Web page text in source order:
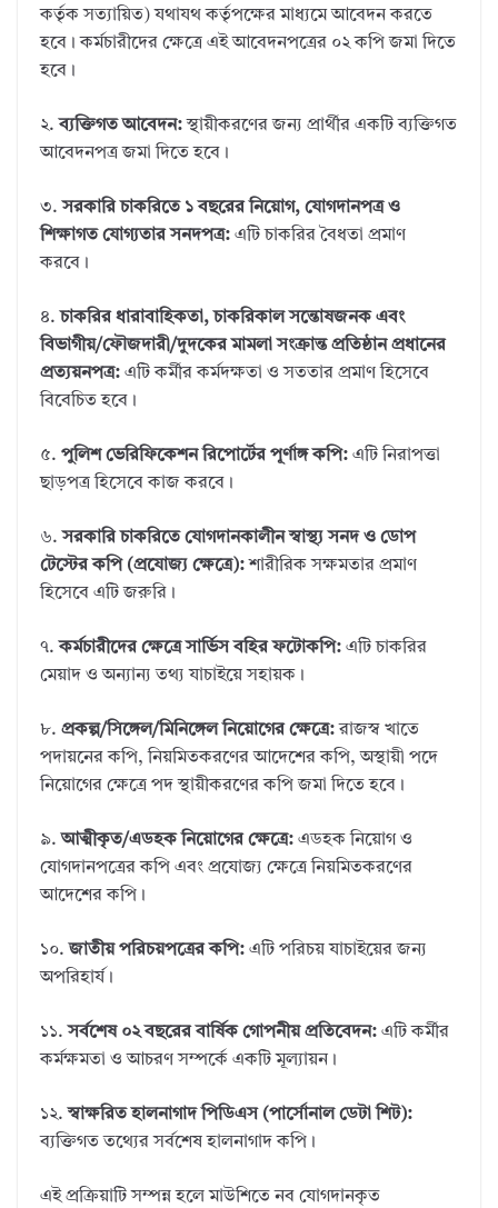
কর্তৃক সত্যায়িত) যথাযথ কর্তৃপক্ষের মাধ্যমে আবেদন করতে
হবে। কর্মচারীদের ক্ষেত্রে এই আবেদনপত্রের ০২ কপি জমা দিতে
হবে।
২.ব্যক্তিগত আবেদন:স্থায়ীকরণের জন্য প্রার্থীর একটি ব্যক্তিগত
আবেদনপত্র জমা দিতে হবে।
৩.সরকারি চাকরিতে ১ বছরের নিয়োগ, যোগদানপত্র ও
শিক্ষাগত যোগ্যতার সনদপত্র: এটি চাকরির বৈধতা প্রমাণ
করবে।
৪.চাকরির ধারাবাহিকতা, চাকরিকাল সন্তোষজনক এবং
বিভাগীয়/ফৌজদারী/দুদকের মামলা সংক্রান্ত প্রতিষ্ঠান প্রধানের
প্রত্যয়নপত্র: এটি কর্মীর কর্মদক্ষতা ও সততার প্রমাণ হিসেবে
বিবেচিত হবে।
৫. পুলিশ ভেরিফিকেশন রিপোর্টের পূর্ণাঙ্গ কপি: এটি নিরাপত্তা
ছাড়পত্র হিসেবে কাজ করবে।
৬.সরকারি চাকরিতে যোগদানকালীন স্বাস্থ্য সনদ ও ডোপ
টেস্টের কপি (প্রযোজ্য ক্ষেত্রে):শারীরিক সক্ষমতার প্রমাণ
হিসেবে এটি জরুরি।
৭.কর্মচারীদের ক্ষেত্রে সার্ভিস বহির ফটোকপি: এটি চাকরির
মেয়াদ ও অন্যান্য তথ্য যাচাইয়ে সহায়ক।
৮. প্রকল্প/সিঙ্গেল/মিনিঙ্গেল নিয়োগের ক্ষেত্রে:রাজস্ব খাতে
পদায়নের কপি, নিয়মিতকরণের আদেশের কপি, অস্থায়ী পদে
নিয়োগের ক্ষেত্রে পদ স্থায়ীকরণের কপি জমা দিতে হবে।
৯.আত্মীকৃত/এডহক নিয়োগের ক্ষেত্রে: এডহক নিয়োগ ও
যোগদানপত্রের কপি এবং প্রযোজ্য ক্ষেত্রে নিয়মিতকরণের
আদেশের কপি।
১০.জাতীয় পরিচয়পত্রের কপি: এটি পরিচয় যাচাইয়ের জন্য
অপরিহার্য।
১১.সর্বশেষ ০২ বছরের বার্ষিক গোপনীয় প্রতিবেদন: এটি কর্মীর
কর্মক্ষমতা ও আচরণ সম্পর্কে একটি মূল্যায়ন।
১২.স্বাক্ষরিত হালনাগাদ পিডিএস (পার্সোনাল ডেটা শিট):
ব্যক্তিগত তথ্যের সর্বশেষ হালনাগাদ কপি।
এই প্রক্রিয়াটি সম্পন্ন হলে মাউশিতে নব যোগদানকৃত